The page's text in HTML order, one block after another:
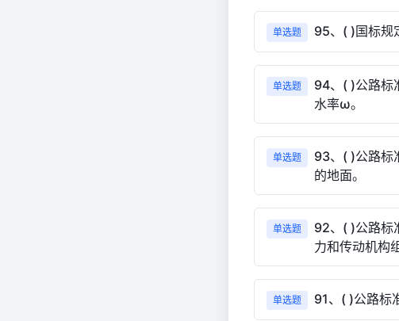
单选题 95、( )国标规
单选题
94、( )公路标
水率ω。
单选题
93、( )公路标
的地面。
单选题
92、( )公路标
力和传动机构
单选题 91、( )公路标